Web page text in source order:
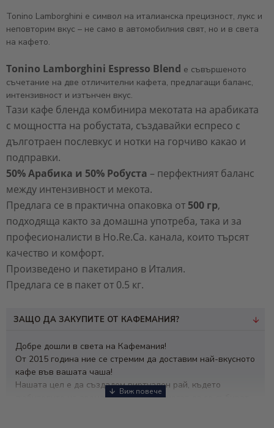
Tonino Lamborghini е символ на италианска прецизност, лукс и
неповторим вкус – не само в автомобилния свят, но и в света
на кафето.
Tonino Lamborghini Espresso Blend е съвършеното
съчетание на две отличителни кафета, предлагащи баланс,
интензивност и изтънчен вкус.
Тази кафе бленда комбинира мекотата на арабиката
с мощността на робустата, създавайки еспресо с
дълготраен послевкус и нотки на горчиво какао и
подправки.
50% Арабика и 50% Робуста – перфектният баланс
между интензивност и мекота.
Предлага се в практична опаковка от 500 гр,
подходяща както за домашна употреба, така и за
професионалисти в Ho.Re.Ca. канала, които търсят
качество и комфорт.
Произведено и пакетирано в Италия.
Предлага се в пакет от 0.5 кг.
ЗАЩО ДА ЗАКУПИТЕ ОТ КАФЕМАНИЯ?
Добре дошли в света на Кафемания!
От 2015 година ние се стремим да доставим най-вкусното
кафе във вашата чаша!
Нашата цел е да създадем виртуален рай, където
любителите на ароматната напитка могат да се събират,